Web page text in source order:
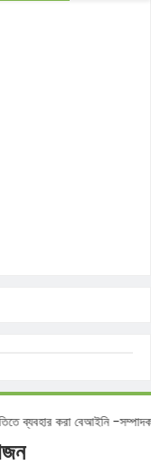
ব্যবহার করা বেআইনি -